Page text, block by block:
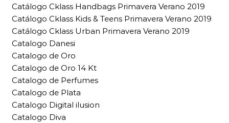
Catálogo Cklass Handbags Primavera Verano 2019
Catálogo Cklass Kids & Teens Primavera Verano 2019
Catálogo Cklass Urban Primavera Verano 2019
Catalogo Danesi
Catalogo de Oro
Catalogo de Oro 14 Kt
Catalogo de Perfumes
Catalogo de Plata
Catalogo Digital ilusion
Catalogo Diva